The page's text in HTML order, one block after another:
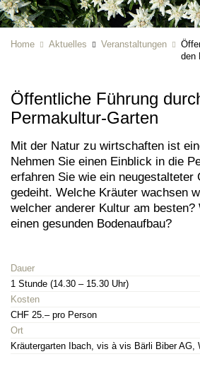
Home Aktuelles Veranstaltungen
den
Öffentliche Führung
Permakultur-Garten
Mit der Natur zu wirtschaften ist
Nehmen Sie einen Einblick in die
erfahren Sie wie ein neugestalteter
gedeiht. Welche Kräuter wachsen
welcher anderer Kultur am
einen gesunden Bodenaufbau?
Dauer
1 Stunde (14.30 – 15.30 Uhr)
Kosten
CHF 25.– pro Person
Ort
Kräutergarten Ibach, vis à vis Bärli Biber AG,